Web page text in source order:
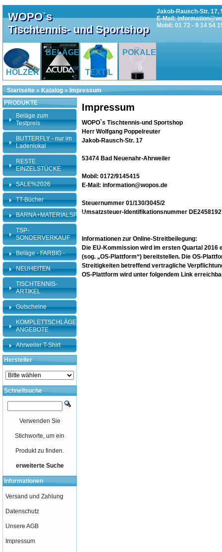
WOPO`s
Tischtennis- und Sportshop
Jakob-Rausch-Str. 17,
E-Mail:
Mobil: 01 72 - 9 14 54
HÖLZER
BELÄGE
TEXTIL
POKALE
Startseite » Katalog » Impressum
Impressum
WOPO`s Tischtennis-und Sportshop
Herr Wolfgang Poppelreuter
Jakob-Rausch-Str. 17
53474 Bad Neuenahr-Ahrweiler
Mobil: 0172/9145415
E-Mail: information@wopos.de
Steuernummer 01/130/3045/2
Umsatzsteuer-Identifikationsnummer
Informationen zur Online-Streitbeilegung:
Die EU-Kommission wird im ersten Quartal
(sog. „OS-Plattform“) bereitstellen. Die OS-
Streitigkeiten betreffend vertragliche
OS-Plattform wird unter folgendem Link
PRODUKTE
Beläge zum
Testpreis
BUTTERFLY - nur im
Ladenlokal
RESTE
EINZELSTÜCKE
SALE%2026
TT-Bücher
BARNA+MATERIALSPEZI
TSP-
SONDERVERKAUF
Beläge - FARBIG -
NEUHEITEN
TISCHTENNIS-
ARTIKEL
Gutscheine
KOMPLETTSCHLÄGER-
ANGEBOTE
Ahrweiler T-Shirt
Hersteller
Schnellsuche
Verwenden Sie
Stichworte, um ein
Produkt zu finden.
erweiterte Suche
Informationen
Versand und Zahlung
Datenschutz
Unsere AGB
Impressum